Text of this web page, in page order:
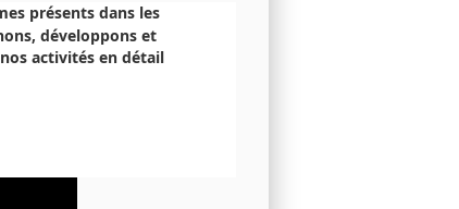
présents dans les
développons et
activités en détail